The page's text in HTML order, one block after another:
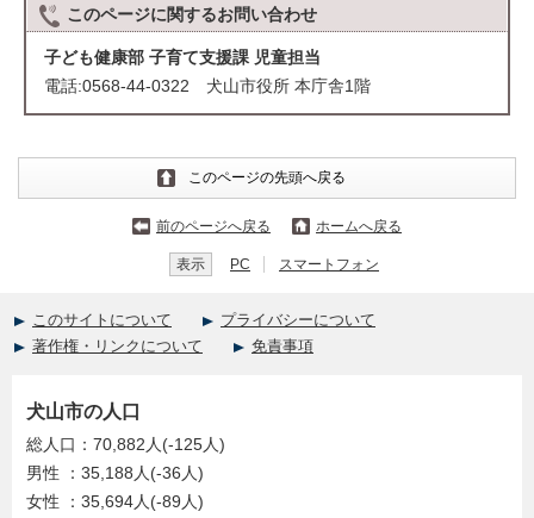
このページに関するお問い合わせ
子ども健康部 子育て支援課 児童担当
電話:0568-44-0322 犬山市役所 本庁舎1階
このページの先頭へ戻る
前のページへ戻る ホームへ戻る
表示 PC スマートフォン
このサイトについて
プライバシーについて
著作権・リンクについて
免責事項
犬山市の人口
総人口：70,882人(-125人)
男性 ：35,188人(-36人)
女性 ：35,694人(-89人)